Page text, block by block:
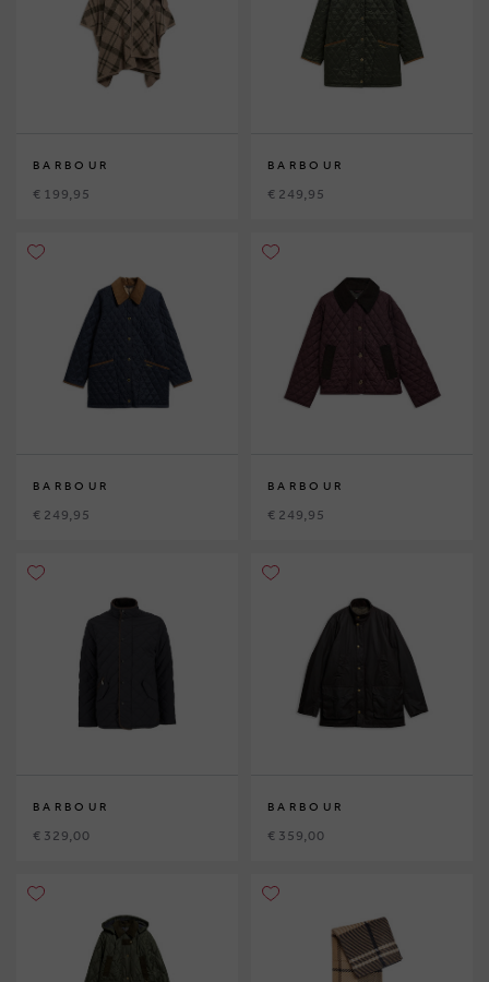
BARBOUR
€ 199,95
BARBOUR
€ 249,95
BARBOUR
€ 249,95
BARBOUR
€ 249,95
BARBOUR
€ 329,00
BARBOUR
€ 359,00